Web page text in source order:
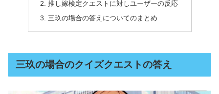
推し嫁検定クエストに対しユーザーの反応
三玖の場合の答えについてのまとめ
三玖の場合のクイズクエストの答え